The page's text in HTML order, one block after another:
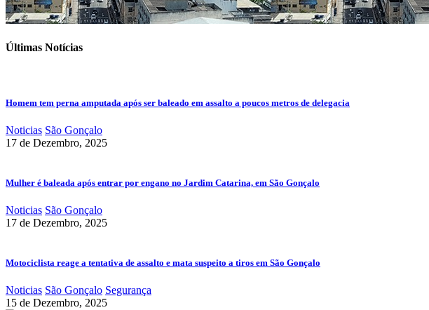
Últimas Notícias
Homem tem perna amputada após ser baleado em assalto a poucos metros de delegacia
Noticias São Gonçalo
17 de Dezembro, 2025
Mulher é baleada após entrar por engano no Jardim Catarina, em São Gonçalo
Noticias São Gonçalo
17 de Dezembro, 2025
Motociclista reage a tentativa de assalto e mata suspeito a tiros em São Gonçalo
Noticias São Gonçalo Segurança
15 de Dezembro, 2025